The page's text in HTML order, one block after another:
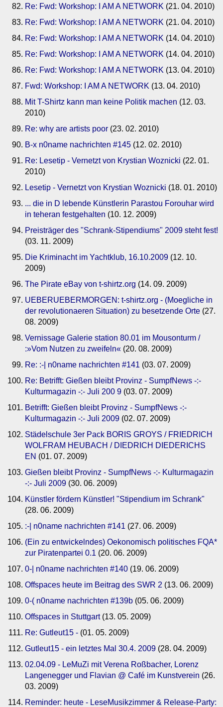
Re: Fwd: Workshop: I AM A NETWORK (21. 04. 2010)
Re: Fwd: Workshop: I AM A NETWORK (21. 04. 2010)
Re: Fwd: Workshop: I AM A NETWORK (14. 04. 2010)
Re: Fwd: Workshop: I AM A NETWORK (14. 04. 2010)
Re: Fwd: Workshop: I AM A NETWORK (13. 04. 2010)
Fwd: Workshop: I AM A NETWORK (13. 04. 2010)
Mit T-Shirtz kann man keine Politik machen (12. 03.
2010)
Re: why are artists poor (23. 02. 2010)
B-x n0name nachrichten #145 (12. 02. 2010)
Re: Lesetip - Vernetzt von Krystian Woznicki (22. 01.
2010)
Lesetip - Vernetzt von Krystian Woznicki (18. 01. 2010)
... die in D lebende Künstlerin Parastou Forouhar wird
in teheran festgehalten (10. 12. 2009)
Preisträger des "Schrank-Stipendiums" 2009 steht fest!
(03. 11. 2009)
Die Kriminacht im Yachtklub, 16.10.2009 (12. 10.
2009)
The Pirate eBay von t-shirtz.org (14. 09. 2009)
UEBERUEBERMORGEN: t-shirtz.org - (Moegliche in
der revolutionaeren Situation) zu besetzende Orte (27.
08. 2009)
Vernissage Galerie station 80.01 im Mousonturm /
:»Vom Nutzen zu zweifeln« (20. 08. 2009)
Re: :-| n0name nachrichten #141 (03. 07. 2009)
Re: Betrifft: Gießen bleibt Provinz - SumpfNews -:-
Kulturmagazin -:- Juli 200 9 (03. 07. 2009)
Betrifft: Gießen bleibt Provinz - SumpfNews -:-
Kulturmagazin -:- Juli 2009 (02. 07. 2009)
Städelschule 3er Pack BORIS GROYS / FRIEDRICH
WOLFRAM HEUBACH / DIEDRICH DIEDERICHS
EN (01. 07. 2009)
Gießen bleibt Provinz - SumpfNews -:- Kulturmagazin
-:- Juli 2009 (30. 06. 2009)
Künstler fördern Künstler! "Stipendium im Schrank"
(28. 06. 2009)
:-| n0name nachrichten #141 (27. 06. 2009)
(Ein zu entwickelndes) Oekonomisch politisches FQA*
zur Piratenpartei 0.1 (20. 06. 2009)
0-| n0name nachrichten #140 (19. 06. 2009)
Offspaces heute im Beitrag des SWR 2 (13. 06. 2009)
0-( n0name nachrichten #139b (05. 06. 2009)
Offspaces in Stuttgart(13. 05. 2009)
Re: Gutleut15 - (01. 05. 2009)
Gutleut15 - ein letztes Mal 30.4. 2009 (28. 04. 2009)
02.04.09 - LeMuZi mit Verena Roßbacher, Lorenz
Langenegger und Flavian @ Café im Kunstverein (26.
03. 2009)
Reminder: heute - LeseMusikzimmer & Release-Party: